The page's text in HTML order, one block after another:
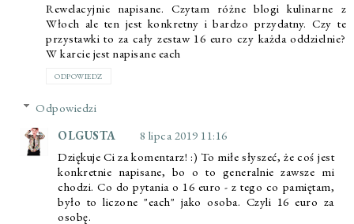
Rewelacyjnie napisane. Czytam różne blogi kulinarne z
Włoch ale ten jest konkretny i bardzo przydatny. Czy te
przystawki to za cały zestaw 16 euro czy każda oddzielnie?
W karcie jest napisane each
ODPOWIEDZ
Odpowiedzi
OLGUSTA
8 lipca 2019 11:16
Dziękuje Ci za komentarz! :) To miłe słyszeć, że coś jest
konkretnie napisane, bo o to generalnie zawsze mi
chodzi. Co do pytania o 16 euro - z tego co pamiętam,
było to liczone "each" jako osoba. Czyli 16 euro za
osobę.